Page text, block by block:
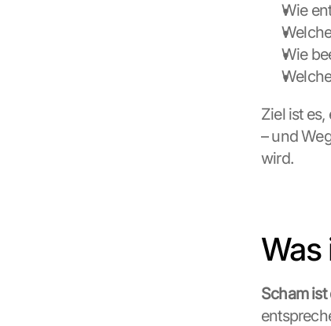
Wie
Wie
Ziel ist
– und
wird.
Was
Scham